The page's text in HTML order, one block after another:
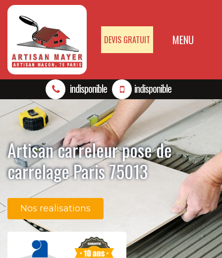
DEVIS GRATUIT MENU
indisponible indisponible
Artisan carreleur pose de
carrelage Paris 75013
Nos realisations